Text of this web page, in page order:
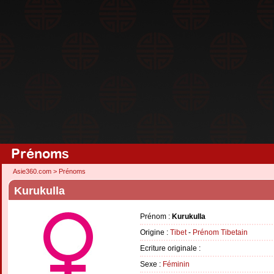
Prénoms
Asie360.com > Prénoms
Kurukulla
Prénom : Kurukulla
Origine : Tibet- Prénom Tibetain
Ecriture originale :
Sexe : Féminin